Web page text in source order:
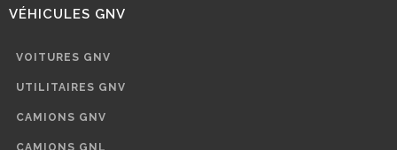
VÉHICULES GNV
VOITURES GNV
UTILITAIRES GNV
CAMIONS GNV
CAMIONS GNL